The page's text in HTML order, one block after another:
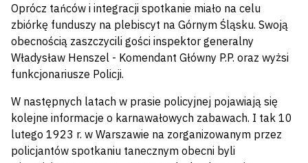
Oprócz tańców i integracji spotkanie miało na celu
zbiórkę funduszy na plebiscyt na Górnym Śląsku. Swoją
obecnością zaszczycili gości inspektor generalny
Władysław Henszel - Komendant Główny P.P. oraz wyżsi
funkcjonariusze Policji.
W następnych latach w prasie policyjnej pojawiają się
kolejne informacje o karnawałowych zabawach. I tak 10
lutego 1923 r. w Warszawie na zorganizowanym przez
policjantów spotkaniu tanecznym obecni byli